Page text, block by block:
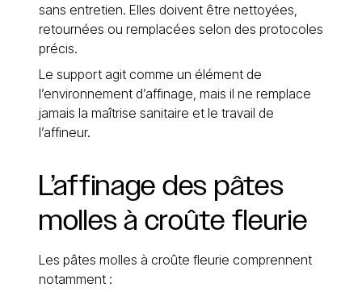
sans entretien. Elles doivent être nettoyées,
retournées ou remplacées selon des protocoles
précis.
Le support agit comme un élément de
l’environnement d’affinage, mais il ne remplace
jamais la maîtrise sanitaire et le travail de
l’affineur.
L’affinage des pâtes
mollesà croûte fleurie
Les pâtes molles à croûte fleurie comprennent
notamment :